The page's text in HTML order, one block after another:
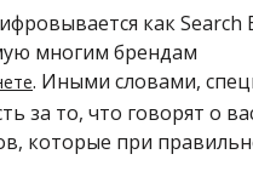
как
многим брендам
. Иными словами,
за то, что говорят о
которые при